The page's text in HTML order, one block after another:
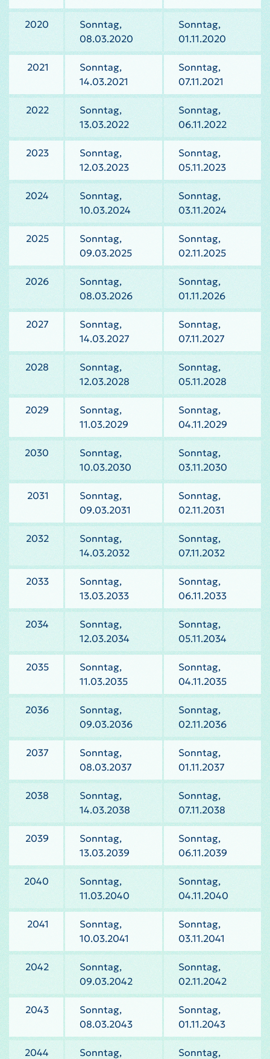
2020
Sonntag,
08.03.2020
Sonntag,
01.11.2020
2021
Sonntag,
14.03.2021
Sonntag,
07.11.2021
2022
Sonntag,
13.03.2022
Sonntag,
06.11.2022
2023
Sonntag,
12.03.2023
Sonntag,
05.11.2023
2024
Sonntag,
10.03.2024
Sonntag,
03.11.2024
2025
Sonntag,
09.03.2025
Sonntag,
02.11.2025
2026
Sonntag,
08.03.2026
Sonntag,
01.11.2026
2027
Sonntag,
14.03.2027
Sonntag,
07.11.2027
2028
Sonntag,
12.03.2028
Sonntag,
05.11.2028
2029
Sonntag,
11.03.2029
Sonntag,
04.11.2029
2030
Sonntag,
10.03.2030
Sonntag,
03.11.2030
2031
Sonntag,
09.03.2031
Sonntag,
02.11.2031
2032
Sonntag,
14.03.2032
Sonntag,
07.11.2032
2033
Sonntag,
13.03.2033
Sonntag,
06.11.2033
2034
Sonntag,
12.03.2034
Sonntag,
05.11.2034
2035
Sonntag,
11.03.2035
Sonntag,
04.11.2035
2036
Sonntag,
09.03.2036
Sonntag,
02.11.2036
2037
Sonntag,
08.03.2037
Sonntag,
01.11.2037
2038
Sonntag,
14.03.2038
Sonntag,
07.11.2038
2039
Sonntag,
13.03.2039
Sonntag,
06.11.2039
2040
Sonntag,
11.03.2040
Sonntag,
04.11.2040
2041
Sonntag,
10.03.2041
Sonntag,
03.11.2041
2042
Sonntag,
09.03.2042
Sonntag,
02.11.2042
2043
Sonntag,
08.03.2043
Sonntag,
01.11.2043
2044
Sonntag,
Sonntag,